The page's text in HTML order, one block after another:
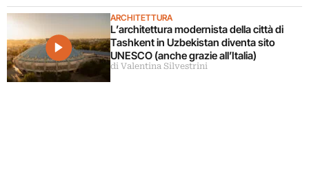
ARCHITETTURA
L’architettura modernista della città di
Tashkent in Uzbekistan diventa sito
UNESCO (anche grazie all’Italia)
di Valentina Silvestrini